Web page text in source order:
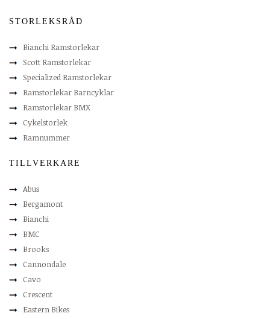
STORLEKSRÅD
Bianchi Ramstorlekar
Scott Ramstorlekar
Specialized Ramstorlekar
Ramstorlekar Barncyklar
Ramstorlekar BMX
Cykelstorlek
Ramnummer
TILLVERKARE
Abus
Bergamont
Bianchi
BMC
Brooks
Cannondale
Cavo
Crescent
Eastern Bikes